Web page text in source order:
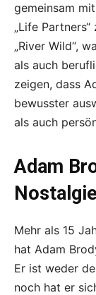
gemeinsam
„Life
„River Wild“,
als auch
zeigen, dass
bewusster
als auch
Adam
Mehr als 15
hat Adam
Er ist weder
noch hat er